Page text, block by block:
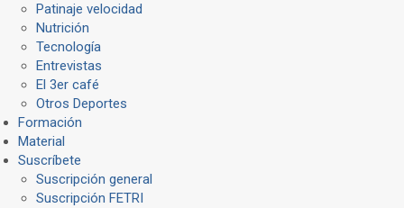
Patinaje velocidad
Nutrición
Tecnología
Entrevistas
El 3er café
Otros Deportes
Formación
Material
Suscríbete
Suscripción general
Suscripción FETRI